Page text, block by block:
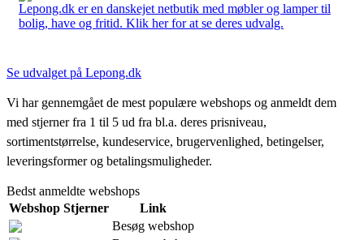
Lepong.dk er en danskejet netbutik med møbler og lamper til
bolig, have og fritid. Klik her for at se deres udvalg.
Se udvalget på Lepong.dk
Vi har gennemgået de mest populære webshops og anmeldt dem
med stjerner fra 1 til 5 ud fra bl.a. deres prisniveau,
sortimentstørrelse, kundeservice, brugervenlighed, betingelser,
leveringsformer og betalingsmuligheder.
Bedst anmeldte webshops
Webshop Stjerner
Link
Besøg webshop